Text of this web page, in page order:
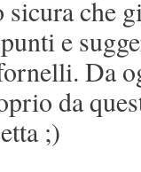
sicura che
e
Da
da
;)